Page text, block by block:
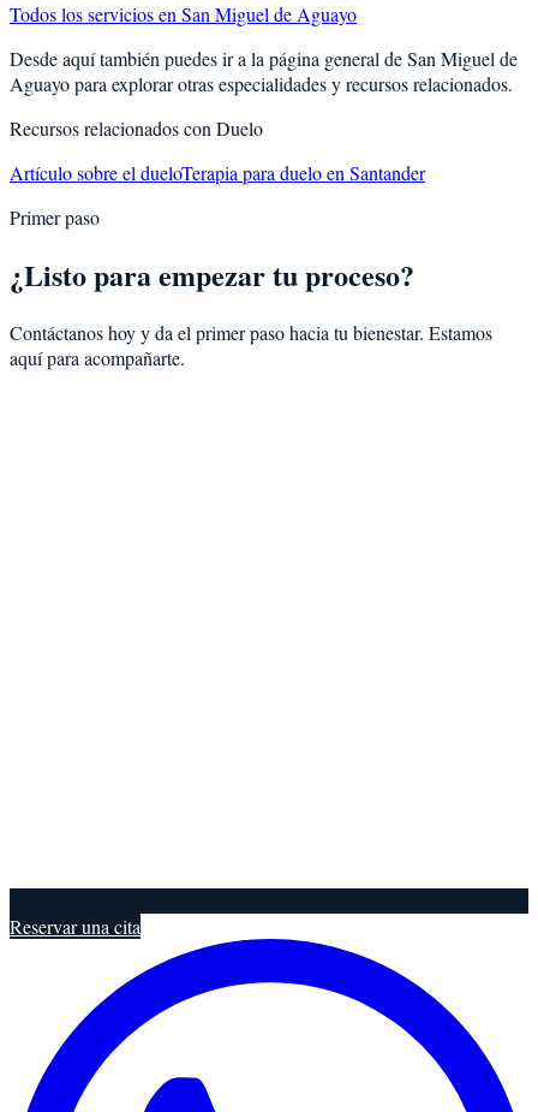
Todos los servicios en San Miguel de Aguayo
Desde aquí también puedes ir a la página general deSan Miguel de
Aguayopara explorar otras especialidades y recursos relacionados.
Recursos relacionados con Duelo
Artículo sobre el dueloTerapia para duelo en Santander
Primer paso
¿Listo para empezar tu proceso?
Contáctanos hoy y da el primer paso hacia tu bienestar. Estamos
aquí para acompañarte.
Reservar una cita